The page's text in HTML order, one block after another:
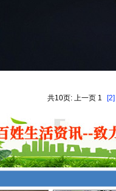
共10页: 上一页 1 [2]